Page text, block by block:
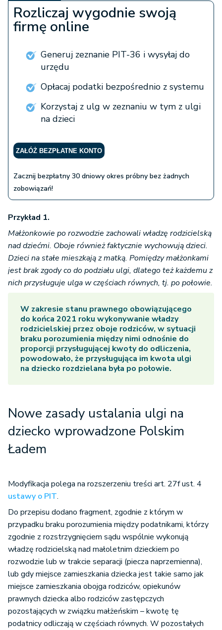
Rozliczaj wygodnie swoją
firmę online
Generuj zeznanie PIT-36 i wysyłaj do
urzędu
Opłacaj podatki bezpośrednio z systemu
Korzystaj z ulg w zeznaniu w tym z ulgi
na dzieci
ZAŁÓŻ BEZPŁATNE KONTO
Zacznij bezpłatny 30 dniowy okres próbny bez żadnych
zobowiązań!
Przykład 1.
Małżonkowie po rozwodzie zachowali władzę rodzicielską
nad dziećmi. Oboje również faktycznie wychowują dzieci.
Dzieci na stałe mieszkają z matką. Pomiędzy małżonkami
jest brak zgody co do podziału ulgi, dlatego też każdemu z
nich przysługuje ulga w częściach równych, tj. po połowie.
W zakresie stanu prawnego obowiązującego
do końca 2021 roku wykonywanie władzy
rodzicielskiej przez oboje rodziców, w sytuacji
braku porozumienia między nimi odnośnie do
proporcji przysługującej kwoty do odliczenia,
powodowało, że przysługująca im kwota ulgi
na dziecko rozdzielana była po połowie.
Nowe zasady ustalania ulgi na
dziecko wprowadzone Polskim
Ładem
Modyfikacja polega na rozszerzeniu treści art. 27f ust. 4
ustawy o PIT.
Do przepisu dodano fragment, zgodnie z którym w
przypadku braku porozumienia między podatnikami, którzy
zgodnie z rozstrzygnięciem sądu wspólnie wykonują
władzę rodzicielską nad małoletnim dzieckiem po
rozwodzie lub w trakcie separacji (piecza naprzemienna),
lub gdy miejsce zamieszkania dziecka jest takie samo jak
miejsce zamieszkania obojga rodziców, opiekunów
prawnych dziecka albo rodziców zastępczych
pozostających w związku małżeńskim – kwotę tę
podatnicy odliczają w częściach równych. W pozostałych